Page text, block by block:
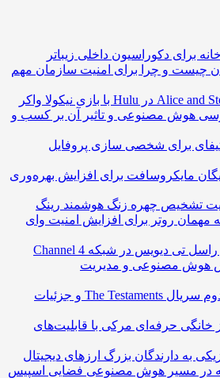
برای دکوراسیون داخلی زیباتر
و چرا برای امنیت سازمان مهم
مصنوعی و تاثیر آن بر کسب و
برای شخصی سازی پروفایل
مایکروسافت برای افزایش بهره‌وری
تشخیص چهره زنگ هوشمند رینگ
روتر برای افزایش امنیت وای
مصنوعی و مدیریت
زمان پخش فصل دوم سریال The Testaments و جزئیات
حرفه‌ای مرکی با قابلیت‌های
دارندگان بزرگ ارزهای دیجیتال
مسیر هوش مصنوعی فضایی اسپیس